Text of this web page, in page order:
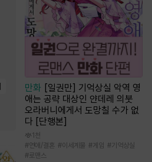
만화 [일권만] 기억상실 악역 영
애는 공략 대상인 얀데레 의붓
오라버니에게서 도망칠 수가 없
다 [단행본]
1천
#연애/결혼 #이세계물 #게임 #기억상실
#로맨스